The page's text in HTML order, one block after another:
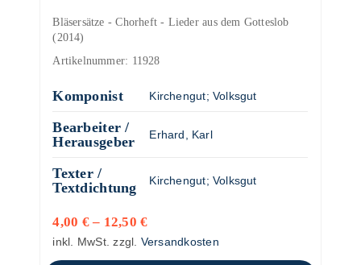
Bläsersätze - Chorheft - Lieder aus dem Gotteslob
(2014)
Artikelnummer: 11928
Komponist Kirchengut; Volksgut
Bearbeiter /
Herausgeber
Erhard, Karl
Texter /
Textdichtung
Kirchengut; Volksgut
4,00 €– 12,50€
inkl. MwSt. zzgl. Versandkosten